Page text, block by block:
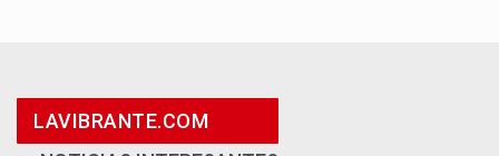
LAVIBRANTE.COM